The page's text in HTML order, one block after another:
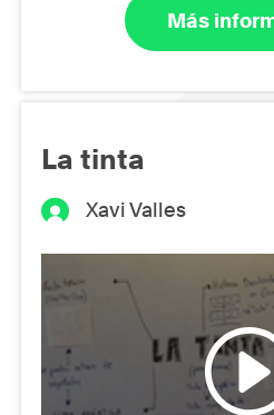
Más
La tinta
Xavi Valles